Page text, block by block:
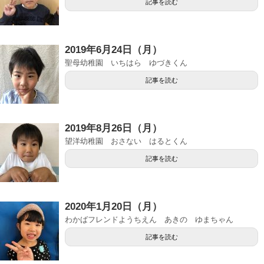
記事を読む
2019年6月24日（月）
聖母幼稚園 いちはら ゆづきくん
記事を読む
2019年8月26日（月）
望洋幼稚園 おさない はるとくん
記事を読む
2020年1月20日（月）
わかばフレンドようちえん あきの ゆまちゃん
記事を読む